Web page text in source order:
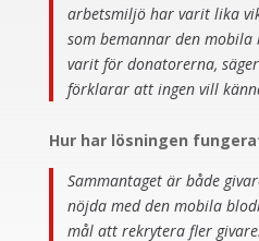
arbetsmiljö har varit lika
som bemannar den
varit för donatorerna,
förklarar att ingen vill
Hur har lösningen
Sammantaget är både
nöjda med den mobila
mål att rekrytera fler